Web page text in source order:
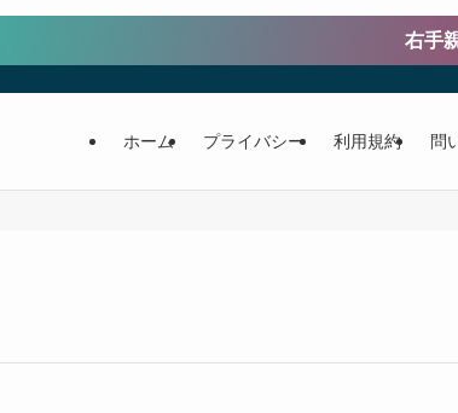
右手親指
ホーム プライバシー 利用規約 問